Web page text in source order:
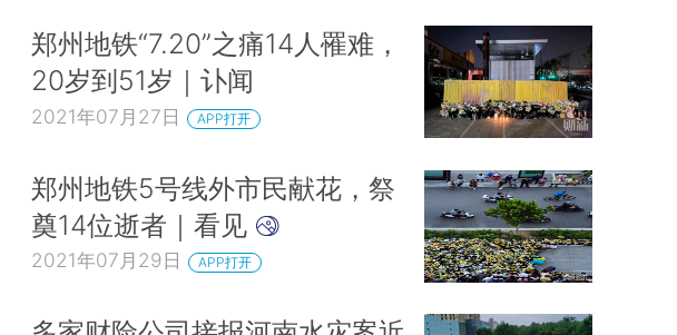
郑州地铁“7.20”之痛14人罹难，
20岁到51岁｜讣闻
2021年07月27日 APP打开
郑州地铁5号线外市民献花，祭
奠14位逝者｜看见
2021年07月29日 APP打开